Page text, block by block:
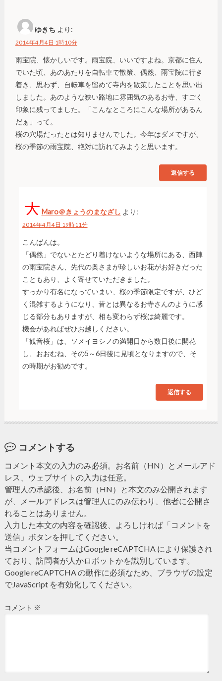
ゆきち より:
2014年4月4日 1時10分
雨宝院、懐かしいです。雨宝院、いいですよね。京都に住ん
でいた頃、あのあたりを自転車で散策、偶然、雨宝院に行き
着き、思わず、自転車を留めて寺内を散策したことを思い出
しました。あのような狭い路地に雰囲気のあるお寺、すごく
印象に残ってました。「こんなところにこんな場所があるん
だぁ」って。
桜の穴場だったとは知りませんでした。今年はダメですが、
桜の季節の雨宝院、絶対に訪れてみようと思います。
返信する
Maro＠きょうのまなざし より:
2014年4月4日 19時11分
こんばんは。
「偶然」でないとたどり着けないような場所にある、西陣
の雨宝院さん、先代の奥さまが珍しいお花がお好きだった
こともあり、よく寄せていただきました。
すっかり有名になっていまい、桜の季節限定ですが、ひど
く混雑するようになり、昔とは異なるお寺さんのように感
じる部分もありますが、相も変わらず桜は綺麗です。
機会があればぜひお越しください。
「観音桜」は、ソメイヨシノの満開日から数日後に開花
し、おおむね、その5～6日後に見頃となりますので、そ
の時期がお勧めです。
返信する
コメントする
コメント本文の入力のみ必須。お名前（HN）とメールアド
レス、ウェブサイトの入力は任意。
管理人の承認後、お名前（HN）と本文のみ公開されます
が、メールアドレスは管理人にのみ伝わり、他者に公開さ
れることはありません。
入力した本文の内容を確認後、よろしければ「コメントを
送信」ボタンを押してください。
当コメントフォームはGoogle reCAPTCHA により保護され
ており、訪問者が人かロボットかを識別しています。
Google reCAPTCHA の動作に必須なため、ブラウザの設定
でJavaScript を有効化してください。
コメント ※